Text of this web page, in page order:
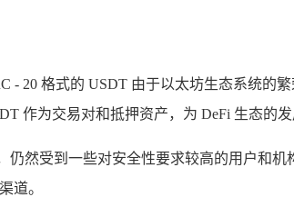
20 格式的 USDT 由于以太坊生态系统的
作为交易对和抵押资产，为 DeFi 生态的发
然受到一些对安全性要求较高的用户和
道。